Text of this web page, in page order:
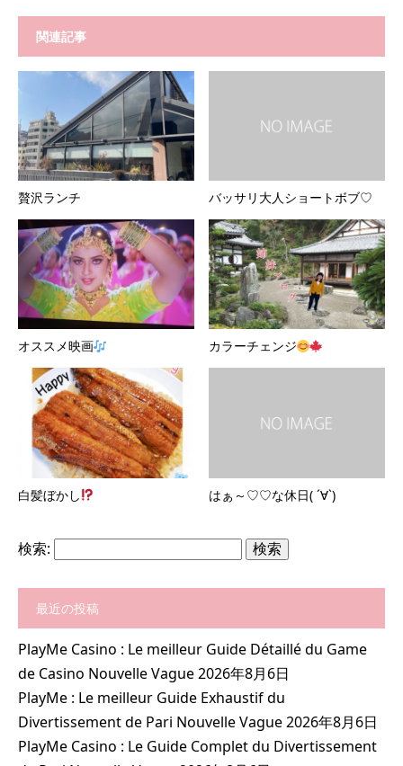
関連記事
贅沢ランチ バッサリ大人ショートボブ♡
オススメ映画 カラーチェンジ
白髪ぼかし はぁ～♡♡な休日( ´∀`)
検索:
最近の投稿
PlayMe Casino : Le meilleur Guide Détaillé du Game
de Casino Nouvelle Vague2026年8月6日
PlayMe : Le meilleur Guide Exhaustif du
Divertissement de Pari Nouvelle Vague2026年8月6日
PlayMe Casino : Le Guide Complet du Divertissement
アクセス ご予約